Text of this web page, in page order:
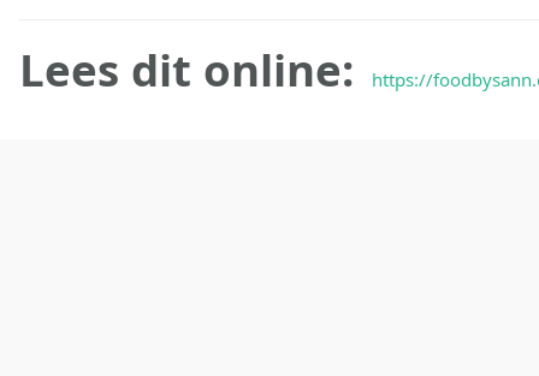
Lees dit online:
https://